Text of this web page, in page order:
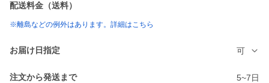
配送料金（送料）
※離島などの例外はあります。詳細はこちら
お届け日指定 可
注文から発送まで 5~7日